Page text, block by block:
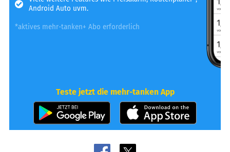
Android Auto uvm.
*aktives mehr-tanken+ Abo erforderlich
Teste jetzt die mehr-tanken App